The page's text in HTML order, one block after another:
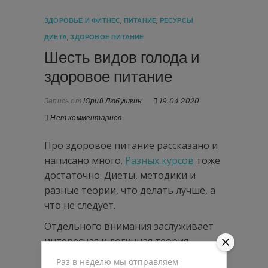
ЗДОРОВЬЕ И ФИТНЕС, ПИТАНИЕ, РЕСУРСЫ
ДИЕТА,ЗДОРОВОЕ ПИТАНИЕ
Шесть видов голода и
здоровое питание
Запись от Юрий Любушкин
19.04.2020
Нет комментариев
Про здоровое питание рассказано и
написано много. Разных курсов тоже
достаточно. Диеты, методики и
разные теории, что делать лучше, а
что не следует.
Отдельного внимания заслуживает
интересная и логичная теория,
которая принадлежит
Раз в неделю мы отправляем